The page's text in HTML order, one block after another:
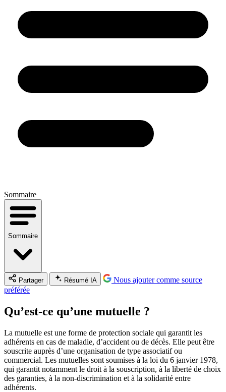
Sommaire
Sommaire
Partager Résumé IA
Nous ajouter comme source
préférée
Qu’est-ce qu’une mutuelle ?
La mutuelle est une forme de protection sociale qui garantit les
adhérents en cas de maladie, d’accident ou de décès. Elle peut être
souscrite auprès d’une organisation de type associatif ou
commercial. Les mutuelles sont soumises à la loi du 6 janvier 1978,
qui garantit notamment le droit à la souscription, à la liberté de choix
des garanties, à la non-discrimination et à la solidarité entre
adhérents.